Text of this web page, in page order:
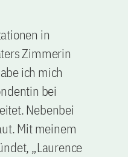
in
Zimmerin
ich mich
bei
Nebenbei
Mit meinem
„Laurence